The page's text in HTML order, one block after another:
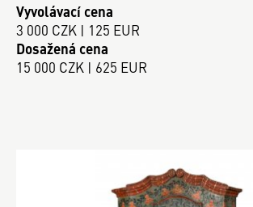
Vyvolávací cena
3 000 CZK | 125 EUR
Dosažená cena
15 000 CZK | 625 EUR